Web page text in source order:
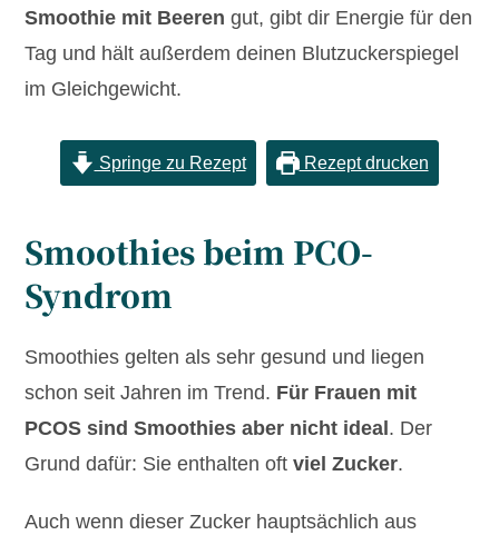
Smoothie mit Beeren gut, gibt dir Energie für den
Tag und hält außerdem deinen Blutzuckerspiegel
im Gleichgewicht.
Springe zu Rezept Rezept drucken
Smoothies beim PCO-
Syndrom
Smoothies gelten als sehr gesund und liegen
schon seit Jahren im Trend. Für Frauen mit
PCOS sind Smoothies aber nicht ideal . Der
Grund dafür: Sie enthalten oftviel Zucker.
Auch wenn dieser Zucker hauptsächlich aus